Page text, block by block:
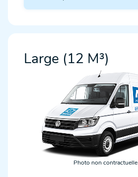
Large (12 M³)
Photo non contractuelle